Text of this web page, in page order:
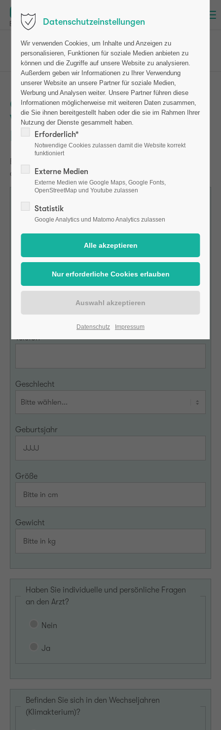
osteotest
Formular zur Selbstauskunft Beratungsgespräch
Online-Fragebogen zur
Vorbereitung auf das
Beratungsgespräch
Bitte füllen Sie den Online-Fragebogen vollständig aus,
da er als Grundlage für das Beratungsgespräch dient.
E-Mail
Telefon
Geschlecht
Geburtsjahr
Größe
Gewicht
Haben Sie individuelle und persönliche Fragen
an den Arzt?
Nein
Ja
Befinden Sie sich in den Wechseljahren
(Klimakterium)?
Datenschutzeinstellungen
Wir verwenden Cookies, um Inhalte und Anzeigen zu
personalisieren, Funktionen für soziale Medien anbieten zu
können und die Zugriffe auf unsere Website zu analysieren.
Außerdem geben wir Informationen zu Ihrer Verwendung
unserer Website an unsere Partner für soziale Medien,
Werbung und Analysen weiter. Unsere Partner führen diese
Informationen möglicherweise mit weiteren Daten zusammen,
die Sie ihnen bereitgestellt haben oder die sie im Rahmen Ihrer
Nutzung der Dienste gesammelt haben.
Erforderlich*
Notwendige Cookies zulassen damit die Website korrekt
funktioniert
Externe Medien
Externe Medien wie Google Maps, Google Fonts,
OpenStreetMap und Youtube zulassen
Statistik
Google Analytics und Matomo Analytics zulassen
Datenschutz Impressum